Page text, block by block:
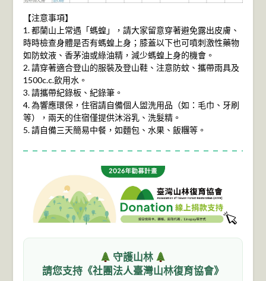
【注意事項】
1. 都蘭山上常遇「螞蝗」，請大家留意穿著避免露出皮膚、
時時檢查身體是否有螞蝗上身；膝蓋以下也可噴刺激性藥物
如防蚊液、香茅油或綠油精，減少螞蝗上身的機會。
2. 請穿著適合登山的服裝及登山鞋、注意防蚊、攜帶雨具及
1500c.c.飲用水。
3. 請攜帶紀錄板、紀錄筆。
4. 為響應環保，住宿請自備個人盥洗用品（如：毛巾、牙刷
等），兩天的住宿僅提供沐浴乳、洗髮精。
5. 請自備三天簡易中餐，如麵包、水果、飯糰等。
守護山林
請您支持《社團法人臺灣山林復育協會》